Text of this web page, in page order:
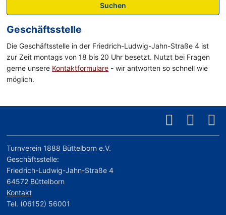
Suchen
Geschäftsstelle
Die Geschäftsstelle in der Friedrich-Ludwig-Jahn-Straße 4 ist
zur Zeit montags von 18 bis 20 Uhr besetzt. Nutzt bei Fragen
gerne unsere Kontaktformulare - wir antworten so schnell wie
möglich.
Turnverein 1888 Büttelborn e.V.
Geschäftsstelle:
Friedrich-Ludwig-Jahn-Straße 4
64572 Büttelborn
Kontakt
Tel. (06152) 56001